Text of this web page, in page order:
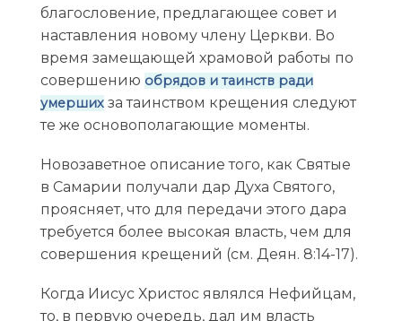
благословение, предлагающее совет и
наставления новому члену Церкви. Во
время замещающей храмовой работы по
совершению обрядов и таинств ради
умершихза таинством крещения следуют
те же основополагающие моменты.
Новозаветное описание того, как Святые
в Самарии получали дар Духа Святого,
проясняет, что для передачи этого дара
требуется более высокая власть, чем для
совершения крещений (см. Деян. 8:14-17).
Когда Иисус Христос являлся Нефийцам,
то, в первую очередь, дал им власть